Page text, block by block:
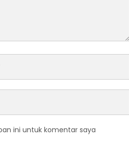
ini untuk komentar saya